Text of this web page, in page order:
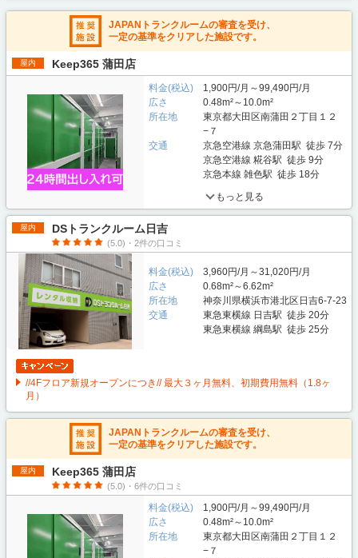
JAPANトランクルームの審査を受け、
一定の基準をクリアした施設です。
屋内 Keep365 蒲田店
料金(税込)
1,900円/月～99,490円/月
広さ
0.48m²～10.0m²
所在地
東京都大田区南蒲田２丁目１２
−７
交通
京急空港線 京急蒲田駅 徒歩 7分
京急空港線 糀谷駅 徒歩 9分
京急本線 雑色駅 徒歩 18分
もっと見る
屋内 DSトランクルーム日吉
(5.0)・2件の口コミ
料金(税込)
3,960円/月～31,020円/月
広さ
0.68m²～6.62m²
所在地
神奈川県横浜市港北区日吉6-7-23
交通
東急東横線 日吉駅 徒歩 20分
東急東横線 綱島駅 徒歩 25分
//4Fフロア新規オープンにつき// 最大３ヶ月無料、初期費用無料（1.8ヶ
月）
JAPANトランクルームの審査を受け、
一定の基準をクリアした施設です。
屋内 Keep365 蒲田店
(5.0)・6件の口コミ
料金(税込)
1,900円/月～99,490円/月
広さ
0.48m²～10.0m²
所在地
東京都大田区南蒲田２丁目１２
−７